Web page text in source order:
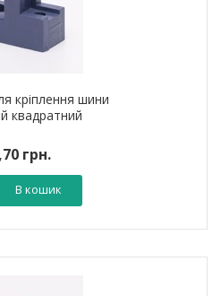
кріплення шини
квадратний
грн.
В кошик